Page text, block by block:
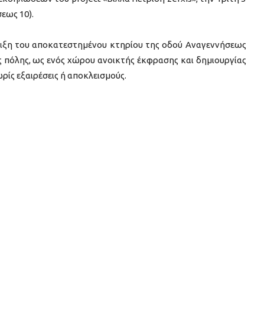
10).
του αποκατεστημένου κτηρίου της οδού Αναγεννήσεως
ως ενός χώρου ανοικτής έκφρασης και δημιουργίας
εξαιρέσεις ή αποκλεισμούς.